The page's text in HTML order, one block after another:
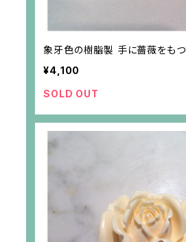
象牙色の樹脂製 手に薔薇をも
¥4,100
SOLD OUT